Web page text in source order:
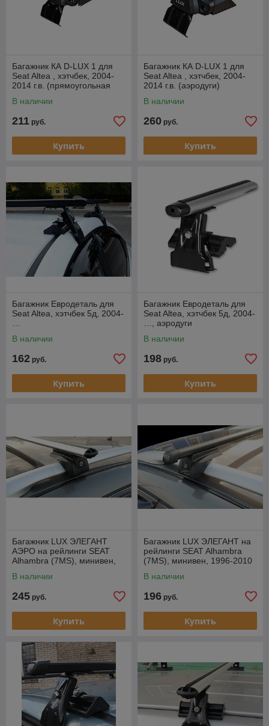
Багажник КА D-LUX 1 для
Seat Altea , хэтчбек, 2004-
2014 г.в. (прямоугольная
В наличии
211 руб.
Купить
Багажник КА D-LUX 1 для
Seat Altea , хэтчбек, 2004-
2014 г.в. (аэродуги)
В наличии
260 руб.
Купить
Багажник Евродеталь для
Seat Altea, хэтчбек 5д, 2004-
В наличии
162 руб.
Купить
Багажник Евродеталь для
Seat Altea, хэтчбек 5д, 2004-
…, аэродуги
В наличии
198 руб.
Купить
Багажник LUX ЭЛЕГАНТ
АЭРО на рейлинги SEAT
Alhambra (7MS), минивен,
В наличии
245 руб.
Купить
Багажник LUX ЭЛЕГАНТ на
рейлинги SEAT Alhambra
(7MS), минивен, 1996-2010
В наличии
196 руб.
Купить